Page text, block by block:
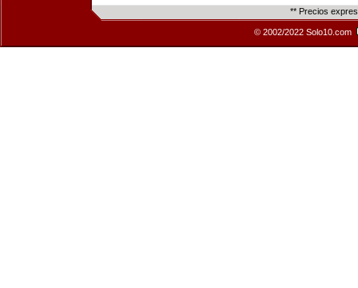
** Precios
© 2002/2022 Solo10.com